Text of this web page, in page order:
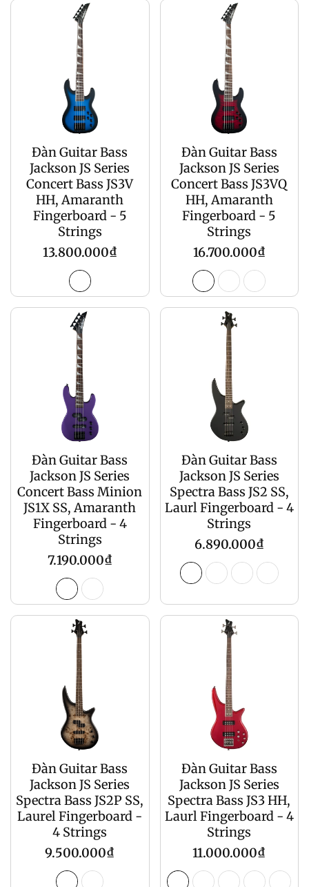
Đàn Guitar Bass
Jackson JS Series
Concert Bass JS3V
HH, Amaranth
Fingerboard - 5
Strings
Giá
13.800.000₫
Đàn Guitar Bass
Jackson JS Series
Concert Bass JS3VQ
HH, Amaranth
Fingerboard - 5
Strings
Giá
gốc
16.700.000₫
Đàn Guitar Bass
Jackson JS Series
Concert Bass Minion
JS1X SS, Amaranth
Fingerboard - 4
Strings
Giá
gốc
7.190.000₫
Đàn Guitar Bass
Jackson JS Series
Spectra Bass JS2 SS,
Laurl Fingerboard - 4
Strings
Giá
gốc
6.890.000₫
Đàn Guitar Bass
Jackson JS Series
Spectra Bass JS2P SS,
Laurel Fingerboard -
4 Strings
Giá
gốc
9.500.000₫
Đàn Guitar Bass
Jackson JS Series
Spectra Bass JS3 HH,
Laurl Fingerboard - 4
Strings
Giá
gốc
11.000.000₫